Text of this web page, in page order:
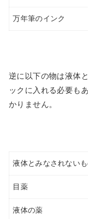
万年筆のインク
逆に以下の物は液体
ックに入れる必要も
かりません。
液体とみなされない
目薬
液体の薬